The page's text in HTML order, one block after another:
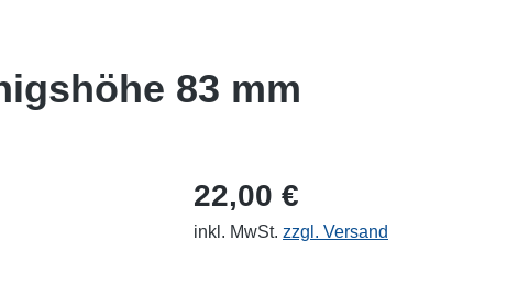
83 mm
22,00 €
inkl. MwSt. zzgl. Versand